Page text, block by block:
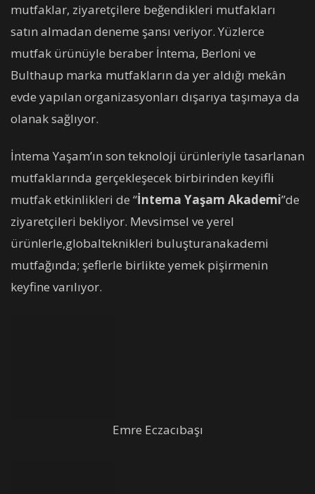
mutfaklar, ziyaretçilere beğendikleri mutfakları
satın almadan deneme şansı veriyor. Yüzlerce
mutfak ürünüyle beraber İntema, Berloni ve
Bulthaup marka mutfakların da yer aldığı mekân
evde yapılan organizasyonları dışarıya taşımaya da
olanak sağlıyor.
İntema Yaşam’ın son teknoloji ürünleriyle tasarlanan
mutfaklarında gerçekleşecek birbirinden keyifli
mutfak etkinlikleri de “İntema Yaşam Akademi”de
ziyaretçileri bekliyor. Mevsimsel ve yerel
ürünlerle,globalteknikleri buluşturanakademi
mutfağında; şeflerle birlikte yemek pişirmenin
keyfine varılıyor.
Emre Eczacıbaşı